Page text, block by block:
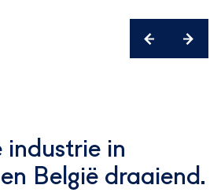
industrie in
België draaiend.